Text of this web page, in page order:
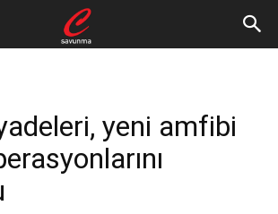
yeni amfibi